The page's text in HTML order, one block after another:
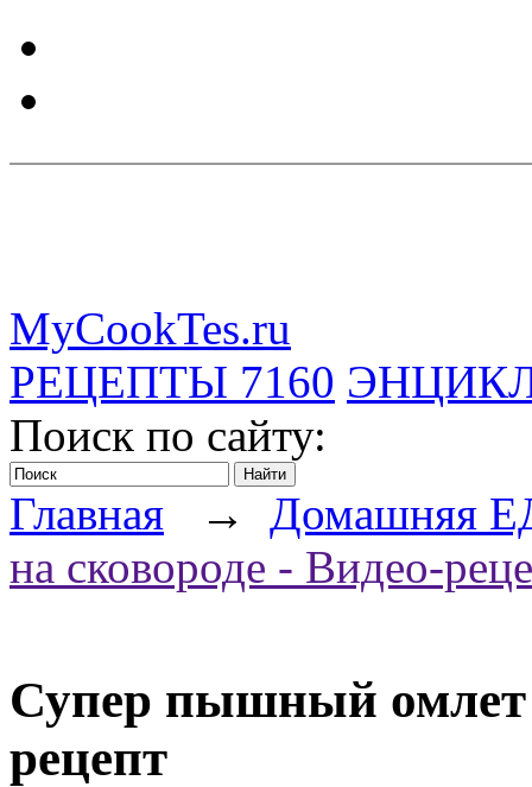
MyCookTes.ru
РЕЦЕПТЫ 7160
Поиск по сайту:
Главная → Домашняя
на сковороде - Видео-
Супер пышный омлет
рецепт